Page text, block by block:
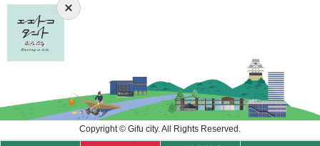
Copyright © Gifu city. All Rights Reserved.